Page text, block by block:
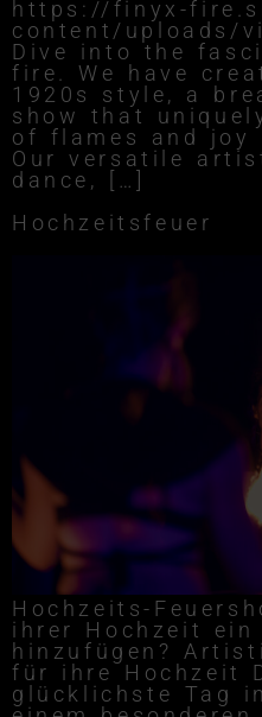
https://finyx-
content/uploads/
Dive into the
fire. We have
1920s style, a
show that
of flames and
Our versatile
dance, […]
Hochzeitsfeuer
Hochzeits-
ihrer Hochzeit ein
hinzufügen?
für ihre Hochzeit
glücklichste Tag